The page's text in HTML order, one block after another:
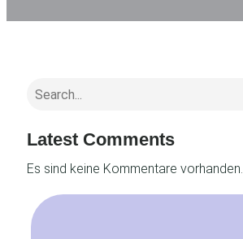
Latest Comments
Es sind keine Kommentare vorhanden.